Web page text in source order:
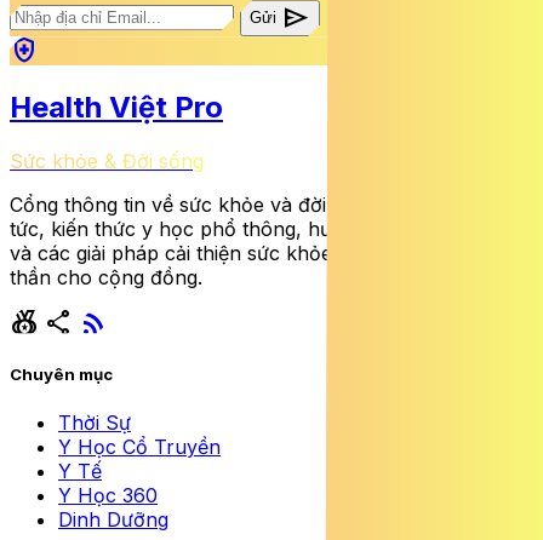
Gửi send
health_and_safety
Health Việt Pro
Sức khỏe & Đời sống
Cổng thông tin về sức khỏe và đời sống cung cấp tin
tức, kiến thức y học phổ thông, hướng dẫn dinh dưỡng
và các giải pháp cải thiện sức khỏe thể chất lẫn tinh
thần cho cộng đồng.
social_leaderboard share rss_feed
Chuyên mục
Thời Sự
Y Học Cổ Truyền
Y Tế
Y Học 360
Dinh Dưỡng